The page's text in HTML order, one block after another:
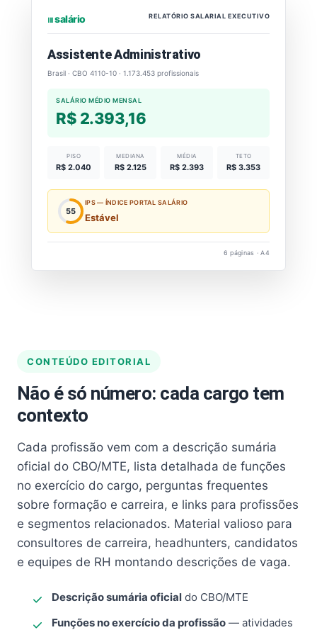
⏐⏐⏐ salário RELATÓRIO SALARIAL EXECUTIVO
Assistente Administrativo
Brasil · CBO 4110-10 · 1.173.453 profissionais
SALÁRIO MÉDIO MENSAL
R$ 2.393,16
PISO
R$ 2.040
MEDIANA
R$ 2.125
MÉDIA
R$ 2.393
TETO
R$ 3.353
55
IPS — ÍNDICE PORTAL SALÁRIO
Estável
6 páginas · A4
CONTEÚDO EDITORIAL
Não é só número: cada cargo tem
contexto
Cada profissão vem com a descrição sumária
oficial do CBO/MTE, lista detalhada de funções
no exercício do cargo, perguntas frequentes
sobre formação e carreira, e links para profissões
e segmentos relacionados. Material valioso para
consultores de carreira, headhunters, candidatos
e equipes de RH montando descrições de vaga.
Descrição sumária oficial do CBO/MTE
Funções no exercício da profissão — atividades